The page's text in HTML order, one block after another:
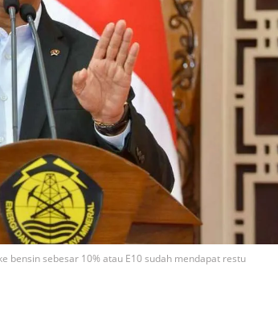
bensin sebesar 10% atau E10 sudah mendapat restu